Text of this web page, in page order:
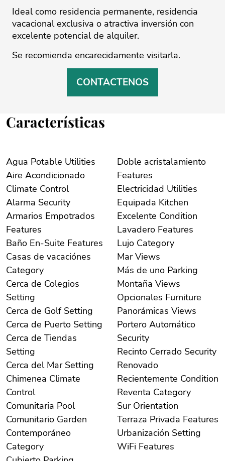
Ideal como ‌residencia ‌permanente, ‌residencia
‌vacacional ‌exclusiva o atractiva ‌inversión con
excelente ‌potencial ‌de ‌alquiler.
Se ‌recomienda ‌encarecidamente ‌visitarla.
CONTACTENOS
Características
Agua Potable Utilities
Aire Acondicionado
Climate Control
Alarma Security
Armarios Empotrados
Features
Baño En-Suite Features
Casas de vacaciónes
Category
Cerca de Colegios
Setting
Cerca de Golf Setting
Cerca de Puerto Setting
Cerca de Tiendas
Setting
Cerca del Mar Setting
Chimenea Climate
Control
Comunitaria Pool
Comunitario Garden
Contemporáneo
Category
Doble acristalamiento
Features
Electricidad Utilities
Equipada Kitchen
Excelente Condition
Lavadero Features
Lujo Category
Mar Views
Más de uno Parking
Montaña Views
Opcionales Furniture
Panorámicas Views
Portero Automático
Security
Recinto Cerrado Security
Renovado
Recientemente Condition
Reventa Category
Sur Orientation
Terraza Privada Features
Urbanización Setting
WiFi Features